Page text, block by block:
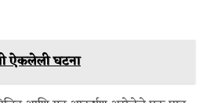
ऐकलेली घटना